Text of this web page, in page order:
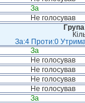
За
Не голосував
За:4 Проти:0
За
Не голосував
Не голосував
Не голосував
Не голосував
За